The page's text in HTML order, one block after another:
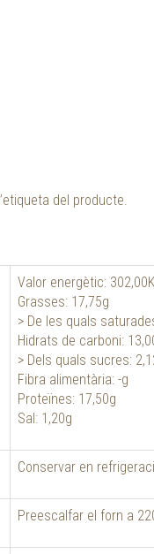
del producte.
Valor energètic:
Grasses: 17,75g
> De les quals
Hidrats de carboni:
> Dels quals sucres:
Fibra alimentària: -g
Proteïnes: 17,50g
Sal: 1,20g
Conservar en
Preescalfar el forn a